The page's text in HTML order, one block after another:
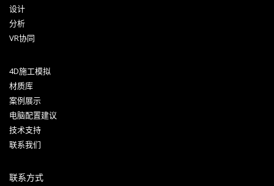
设计
分析
VR协同
4D施工模拟
材质库
案例展示
电脑配置建议
技术支持
联系我们
联系方式